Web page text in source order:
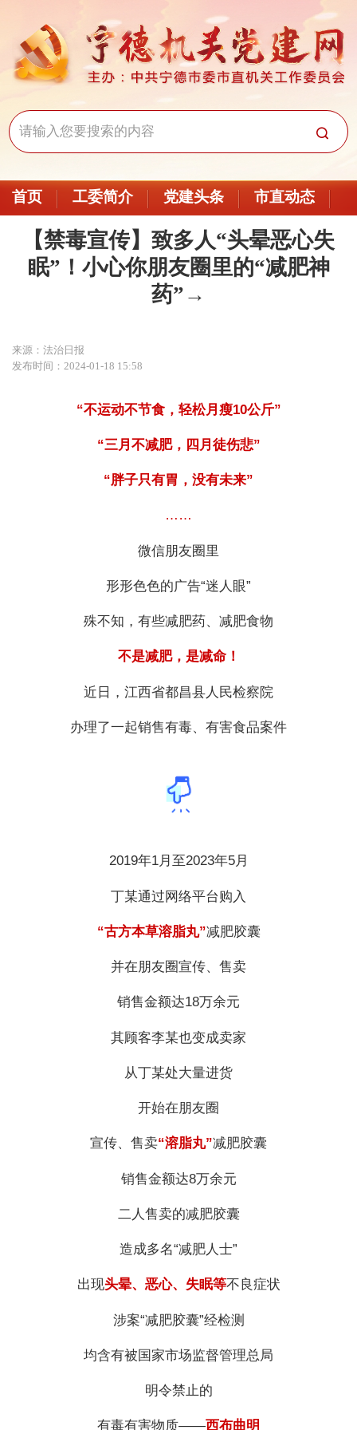
首页 工委简介 党建头条 市直动态
【禁毒宣传】致多人“头晕恶心失
眠”！小心你朋友圈里的“减肥神
药”→
来源：法治日报
发布时间：2024-01-18 15:58
“不运动不节食，轻松月瘦10公斤”
“三月不减肥，四月徒伤悲”
“胖子只有胃，没有未来”
……
微信朋友圈里
形形色色的广告“迷人眼”
殊不知，有些减肥药、减肥食物
不是减肥，是减命！
近日，江西省都昌县人民检察院
办理了一起销售有毒、有害食品案件
2019年1月至2023年5月
丁某通过网络平台购入
“古方本草溶脂丸”减肥胶囊
并在朋友圈宣传、售卖
销售金额达18万余元
其顾客李某也变成卖家
从丁某处大量进货
开始在朋友圈
宣传、售卖“溶脂丸”减肥胶囊
销售金额达8万余元
二人售卖的减肥胶囊
造成多名“减肥人士”
出现头晕、恶心、失眠等不良症状
涉案“减肥胶囊”经检测
均含有被国家市场监督管理总局
明令禁止的
有毒有害物质——西布曲明